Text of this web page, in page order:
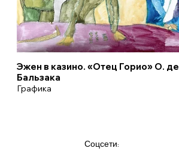
Эжен в казино. «Отец Горио» О. де
Бальзака
Графика
Соцсети: